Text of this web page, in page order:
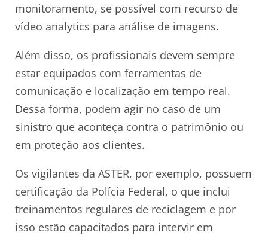
monitoramento, se possível com recurso de
vídeo analytics para análise de imagens.
Além disso, os profissionais devem sempre
estar equipados com ferramentas de
comunicação e localização em tempo real.
Dessa forma, podem agir no caso de um
sinistro que aconteça contra o patrimônio ou
em proteção aos clientes.
Os vigilantes da ASTER, por exemplo, possuem
certificação da Polícia Federal, o que inclui
treinamentos regulares de reciclagem e por
isso estão capacitados para intervir em